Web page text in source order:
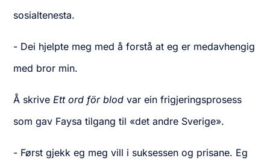
sosialtenesta.
- Dei hjelpte meg med å forstå at eg er medavhengig
med bror min.
Å skrive Ett ord för blod var ein frigjeringsprosess
som gav Faysa tilgang til «det andre Sverige».
- Først gjekk eg meg vill i suksessen og prisane. Eg